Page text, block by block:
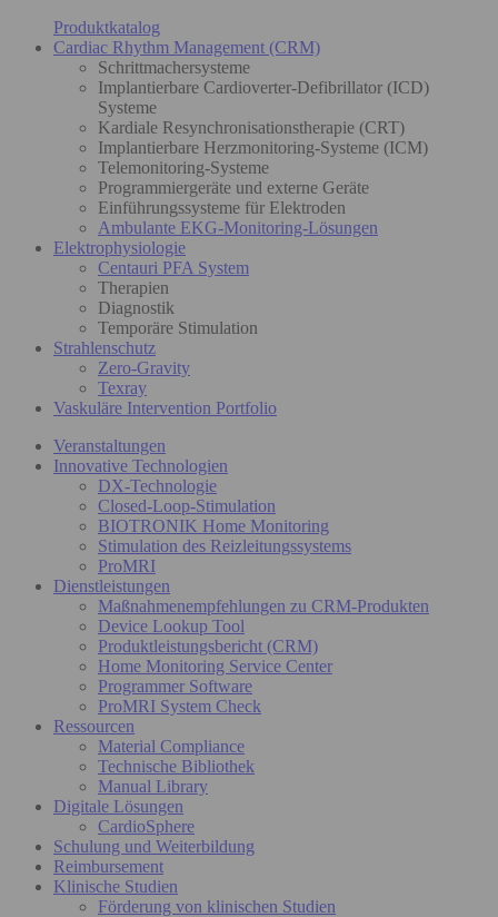
Produktkatalog
Cardiac Rhythm Management (CRM)
Schrittmachersysteme
Implantierbare Cardioverter-Defibrillator (ICD)
Systeme
Kardiale Resynchronisationstherapie (CRT)
Implantierbare Herzmonitoring-Systeme (ICM)
Telemonitoring-Systeme
Programmiergeräte und externe Geräte
Einführungssysteme für Elektroden
Ambulante EKG-Monitoring-Lösungen
Elektrophysiologie
Centauri PFA System
Therapien
Diagnostik
Temporäre Stimulation
Strahlenschutz
Zero-Gravity
Texray
Vaskuläre Intervention Portfolio
Veranstaltungen
Innovative Technologien
DX-Technologie
Closed-Loop-Stimulation
BIOTRONIK Home Monitoring
Stimulation des Reizleitungssystems
ProMRI
Dienstleistungen
Maßnahmenempfehlungen zu CRM-Produkten
Device Lookup Tool
Produktleistungsbericht (CRM)
Home Monitoring Service Center
Programmer Software
ProMRI System Check
Ressourcen
Material Compliance
Technische Bibliothek
Manual Library
Digitale Lösungen
CardioSphere
Schulung und Weiterbildung
Reimbursement
Klinische Studien
Förderung von klinischen Studien